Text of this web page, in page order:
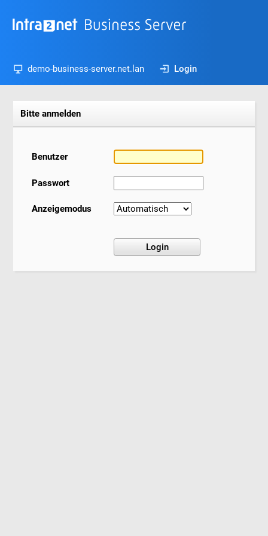
demo-business-server.net.lan Login
Bitte anmelden
Benutzer
Passwort
Anzeigemodus